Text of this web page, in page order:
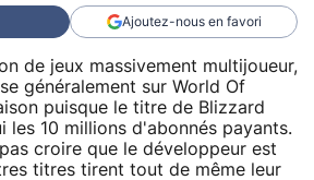
Ajoutez-nous en favori
de jeux massivement multijoueur,
généralement sur World Of
puisque le titre de Blizzard
les 10 millions d'abonnés payants.
croire que le développeur est
titres tirent tout de même leur